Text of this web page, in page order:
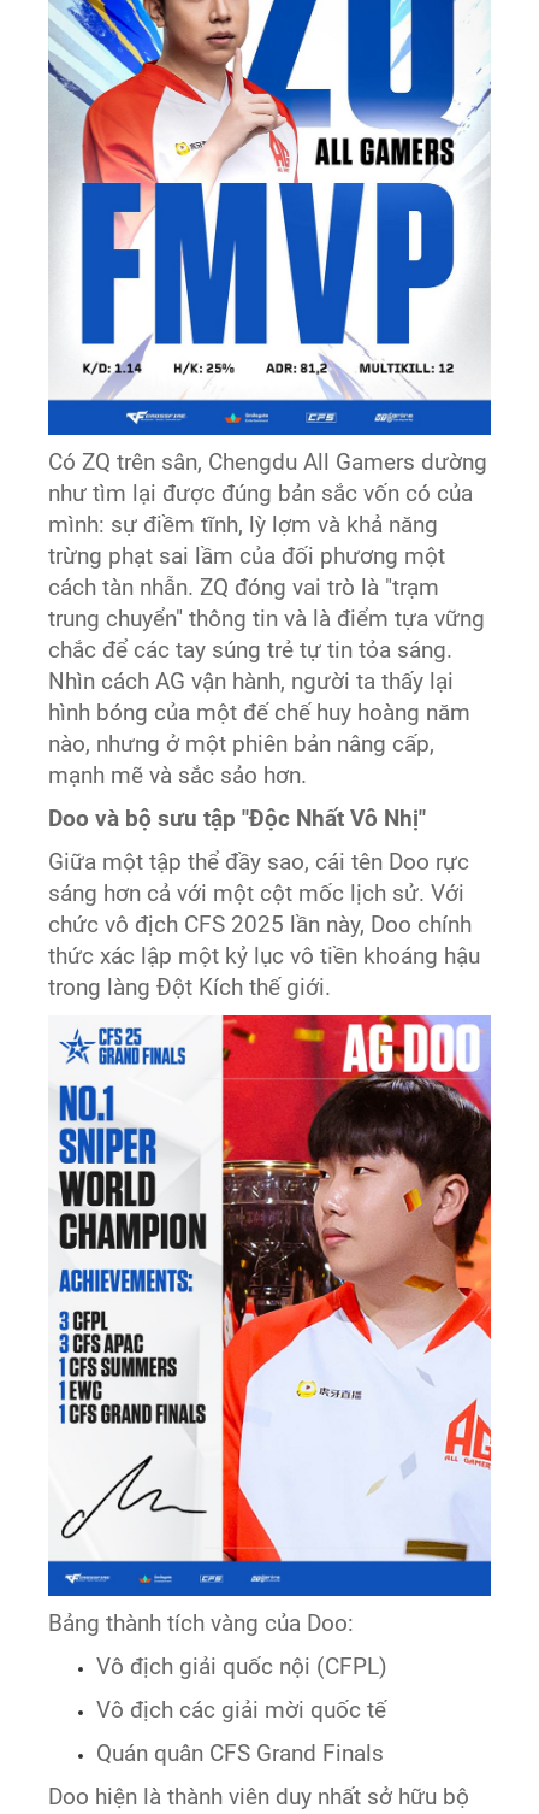
Có ZQ trên sân, Chengdu All Gamers dường
như tìm lại được đúng bản sắc vốn có của
mình: sự điềm tĩnh, lỳ lợm và khả năng
trừng phạt sai lầm của đối phương một
cách tàn nhẫn. ZQ đóng vai trò là "trạm
trung chuyển" thông tin và là điểm tựa vững
chắc để các tay súng trẻ tự tin tỏa sáng.
Nhìn cách AG vận hành, người ta thấy lại
hình bóng của một đế chế huy hoàng năm
nào, nhưng ở một phiên bản nâng cấp,
mạnh mẽ và sắc sảo hơn.
Doo và bộ sưu tập "Độc Nhất Vô Nhị"
Giữa một tập thể đầy sao, cái tên Doo rực
sáng hơn cả với một cột mốc lịch sử. Với
chức vô địch CFS 2025 lần này, Doo chính
thức xác lập một kỷ lục vô tiền khoáng hậu
trong làng Đột Kích thế giới.
Bảng thành tích vàng của Doo:
Vô địch giải quốc nội (CFPL)
Vô địch các giải mời quốc tế
Quán quân CFS Grand Finals
Doo hiện là thành viên duy nhất sở hữu bộ